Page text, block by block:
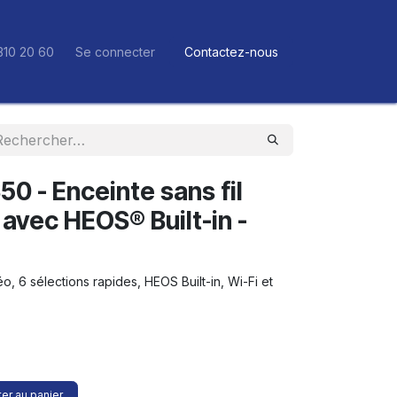
20 60 Se connecter Contactez-nous
- Enceinte sans fil
HEOS® Built-in -
6 sélections rapides, HEOS Built-in, Wi-Fi et